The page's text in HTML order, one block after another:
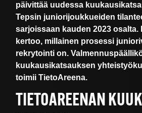
päivittää uudessa
Tepsin juniorijoukkueiden
sarjoissaan kauden 2023 osalta.
kertoo, millainen prosessi
rekrytointi on.
kuukausikatsauksen
toimii TietoAreena.
TIETOAREENAN